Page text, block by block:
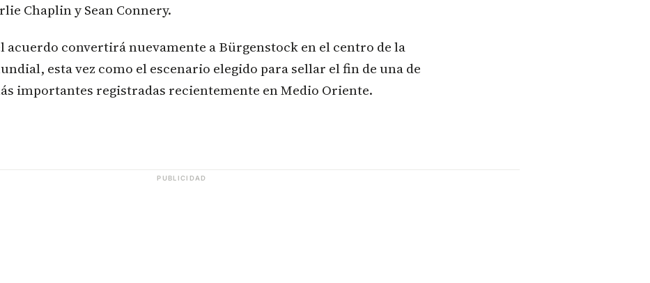
Chaplin y Sean Connery.
acuerdo convertirá nuevamente a Bürgenstock en el centro de la
esta vez como el escenario elegido para sellar el fin de una de
importantes registradas recientemente en Medio Oriente.
PUBLICIDAD